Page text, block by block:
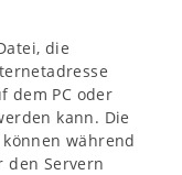
die
dem PC oder
kann. Die
während
den Servern